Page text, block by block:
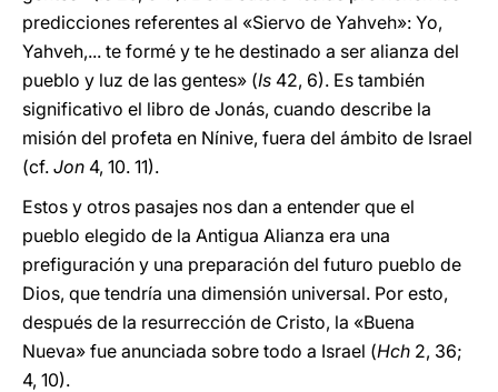
predicciones referentes al «Siervo de Yahveh»: Yo,
Yahveh,... te formé y te he destinado a ser alianza del
pueblo y luz de las gentes» (Is 42, 6). Es también
significativo el libro de Jonás, cuando describe la
misión del profeta en Nínive, fuera del ámbito de Israel
(cf. Jon 4, 10. 11).
Estos y otros pasajes nos dan a entender que el
pueblo elegido de la Antigua Alianza era una
prefiguración y una preparación del futuro pueblo de
Dios, que tendría una dimensión universal. Por esto,
después de la resurrección de Cristo, la «Buena
Nueva» fue anunciada sobre todo a Israel (Hch 2, 36;
4, 10).